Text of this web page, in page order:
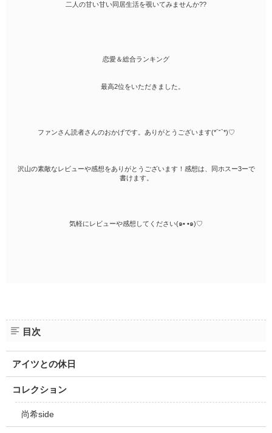
二人の甘い甘い同居生活を覗いてみませんか??
恋愛＆総合ランキング
最高2位をいただきました。
ファンさん読者さんのおかげです。ありがとうございます(*´˘`*)♡
沢山の素敵なレビューや感想をありがとうございます！感想は、同ホスー3ーで
書けます。
気軽にレビューや感想してください(๑• •๑)♡
目次
アイツとの休日
コレクション
尚希side